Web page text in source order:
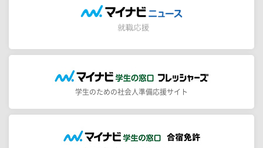
学生のための社会人準備応援サイト